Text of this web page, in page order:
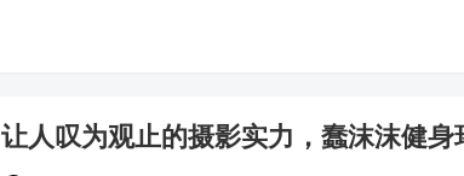
让人叹为观止的摄影实力，蠢沫沫健身